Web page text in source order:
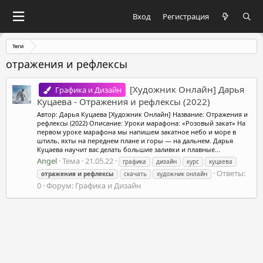
Вход Регистрация
Теги
отражения и рефлексы
Графика и Дизайн
[Художник Онлайн] Дарья
Куцаева - Отражения и рефлексы (2022)
Автор: Дарья Куцаева [Художник Онлайн] Название: Отражения и
рефлексы (2022) Описание: Уроки марафона: «Розовый закат» На
первом уроке марафона мы напишем закатное небо и море в
штиль, яхты на переднем плане и горы — на дальнем. Дарья
Куцаева научит вас делать большие заливки и плавные...
Angel Тема 21.05.22 графика дизайн курс
куцаева
отражения и рефлексы скачать художник онлайн
Ответы:
0 Форум: Графика и Дизайн